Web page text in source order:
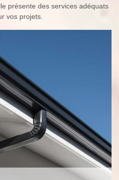
présente des services adéquats
vos projets.